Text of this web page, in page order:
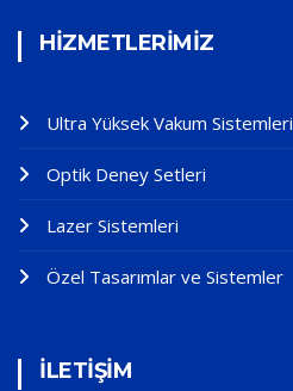
HİZMETLERİMİZ
Ultra Yüksek Vakum Sistemleri
Optik Deney Setleri
Lazer Sistemleri
Özel Tasarımlar ve Sistemler
İLETİŞİM